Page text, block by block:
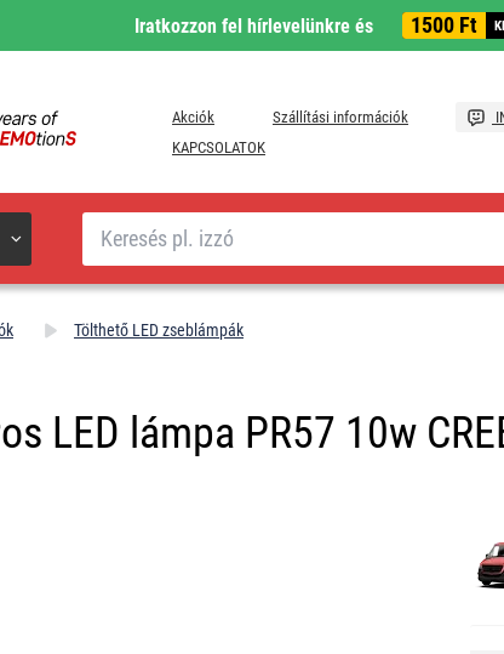
Iratkozzon fel hírlevelünkre és 1500 Ft
Akciók Szállítási információk
KAPCSOLATOK
Keresés
Tölthető LED zseblámpák
LED lámpa PR57 10w